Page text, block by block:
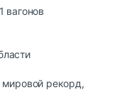
вагонов
мировой рекорд,